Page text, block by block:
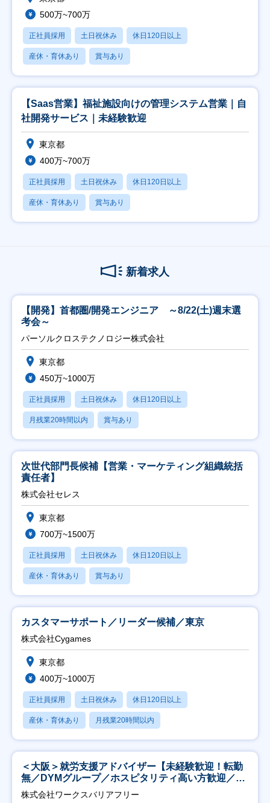
500万~700万
正社員採用 土日祝休み 休日120日以上
産休・育休あり 賞与あり
【Saas営業】福祉施設向けの管理システム営業｜自
社開発サービス｜未経験歓迎
東京都
400万~700万
正社員採用 土日祝休み 休日120日以上
産休・育休あり 賞与あり
新着求人
【開発】首都圏/開発エンジニア ～8/22(土)週末選
考会～
パーソルクロステクノロジー株式会社
東京都
450万~1000万
正社員採用 土日祝休み 休日120日以上
月残業20時間以内 賞与あり
次世代部門長候補【営業・マーケティング組織統括
責任者】
株式会社セレス
東京都
700万~1500万
正社員採用 土日祝休み 休日120日以上
産休・育休あり 賞与あり
カスタマーサポート／リーダー候補／東京
株式会社Cygames
東京都
400万~1000万
正社員採用 土日祝休み 休日120日以上
産休・育休あり 月残業20時間以内
＜大阪＞就労支援アドバイザー【未経験歓迎！転勤
無／DYMグループ／ホスピタリティ高い方歓迎／土
日祝】
株式会社ワークスバリアフリー